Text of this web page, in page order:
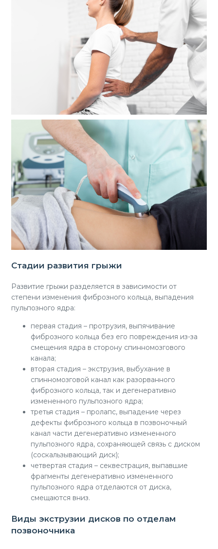
Стадии развития грыжи
Развитие грыжи разделяется в зависимости от
степени изменения фиброзного кольца, выпадения
пульпозного ядра:
первая стадия – протрузия, выпячивание
фиброзного кольца без его повреждения из-за
смещения ядра в сторону спинномозгового
канала;
вторая стадия – экструзия, выбухание в
спинномозговой канал как разорванного
фиброзного кольца, так и дегенеративно
измененного пульпозного ядра;
третья стадия – пролапс, выпадение через
дефекты фиброзного кольца в позвоночный
канал части дегенеративно измененного
пульпозного ядра, сохраняющей связь с диском
(соскальзывающий диск);
четвертая стадия – секвестрация, выпавшие
фрагменты дегенеративно измененного
пульпозного ядра отделаются от диска,
смещаются вниз.
Виды экструзии дисков по отделам
позвоночника